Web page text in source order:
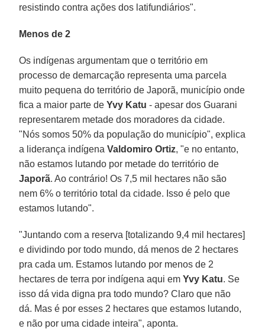
resistindo contra ações dos latifundiários".
Menos de 2
Os indígenas argumentam que o território em
processo de demarcação representa uma parcela
muito pequena do território de Japorã, município onde
fica a maior parte deYvy Katu - apesar dos Guarani
representarem metade dos moradores da cidade.
"Nós somos 50% da população do município", explica
a liderança indígenaValdomiro Ortiz, "e no entanto,
não estamos lutando por metade do território de
Japorã. Ao contrário! Os 7,5 mil hectares não são
nem 6% o território total da cidade. Isso é pelo que
estamos lutando".
"Juntando com a reserva [totalizando 9,4 mil hectares]
e dividindo por todo mundo, dá menos de 2 hectares
pra cada um. Estamos lutando por menos de 2
hectares de terra por indígena aqui emYvy Katu. Se
isso dá vida digna pra todo mundo? Claro que não
dá. Mas é por esses 2 hectares que estamos lutando,
e não por uma cidade inteira", aponta.